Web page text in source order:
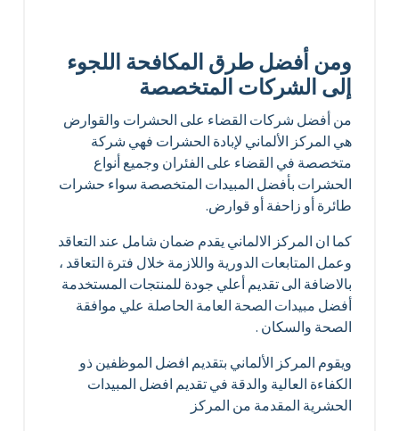
ومن أفضل طرق المكافحة اللجوء
إلى الشركات المتخصصة
من أفضل شركات القضاء على الحشرات والقوارض
هي المركز الألماني لإبادة الحشرات فهي شركة
متخصصة في القضاء على الفئران وجميع أنواع
الحشرات بأفضل المبيدات المتخصصة سواء حشرات
طائرة أو زاحفة أو قوارض.
كما ان المركز الالماني يقدم ضمان شامل عند التعاقد
وعمل المتابعات الدورية واللازمة خلال فترة التعاقد ،
بالاضافة الى تقديم أعلي جودة للمنتجات المستخدمة
أفضل مبيدات الصحة العامة الحاصلة علي موافقة
الصحة والسكان .
ويقوم المركز الألماني بتقديم افضل الموظفين ذو
الكفاءة العالية والدقة في تقديم افضل المبيدات
الحشرية المقدمة من المركز